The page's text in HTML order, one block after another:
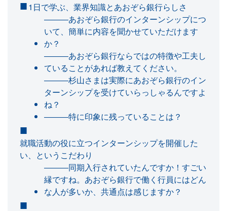
1日で学ぶ、業界知識とあおぞら銀行らしさ
―――あおぞら銀行のインターンシップにつ
いて、簡単に内容を聞かせていただけます
か？
―――あおぞら銀行ならではの特徴や工夫し
ていることがあれば教えてください。
―――杉山さまは実際にあおぞら銀行のイン
ターンシップを受けていらっしゃるんですよ
ね？
―――特に印象に残っていることは？
就職活動の役に立つインターンシップを開催した
い、というこだわり
―――同期入行されていたんですか！すごい
縁ですね。あおぞら銀行で働く行員にはどん
な人が多いか、共通点は感じますか？